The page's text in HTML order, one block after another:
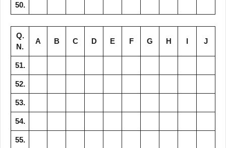
50.
Q.
N.
A B C D E F G H I J
51.
52.
53.
54.
55.